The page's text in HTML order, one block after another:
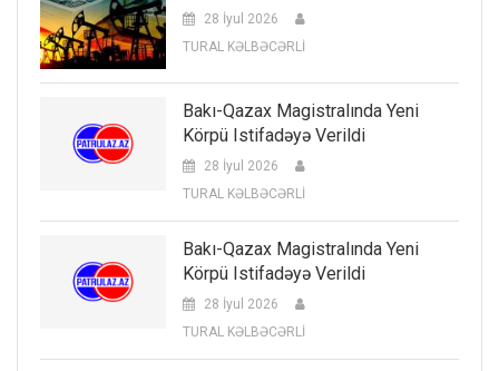
28 İyul 2026
TURAL KƏLBƏCƏRLİ
Bakı-Qazax Magistralında Yeni
Körpü Istifadəyə Verildi
28 İyul 2026
TURAL KƏLBƏCƏRLİ
Bakı-Qazax Magistralında Yeni
Körpü Istifadəyə Verildi
28 İyul 2026
TURAL KƏLBƏCƏRLİ